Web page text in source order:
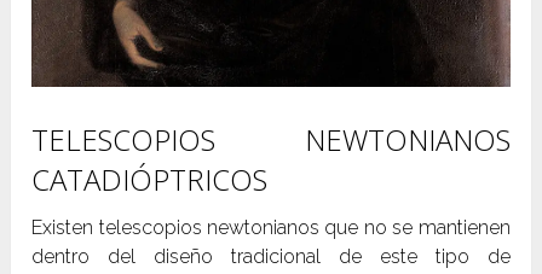
TELESCOPIOS NEWTONIANOS
CATADIÓPTRICOS
Existen telescopios newtonianos que no se mantienen
dentro del diseño tradicional de este tipo de